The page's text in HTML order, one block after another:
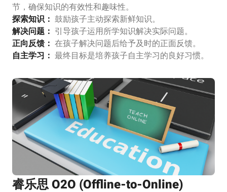
节，确保知识的有效性和趣味性。
探索知识： 鼓励孩子主动探索新鲜知识。
解决问题： 引导孩子运用所学知识解决实际问题。
正向反馈： 在孩子解决问题后给予及时的正面反馈。
自主学习： 最终目标是培养孩子自主学习的良好习惯。
睿乐思 O2O (Offline-to-Online)